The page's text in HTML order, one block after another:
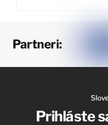
Partneri:
Prihláste